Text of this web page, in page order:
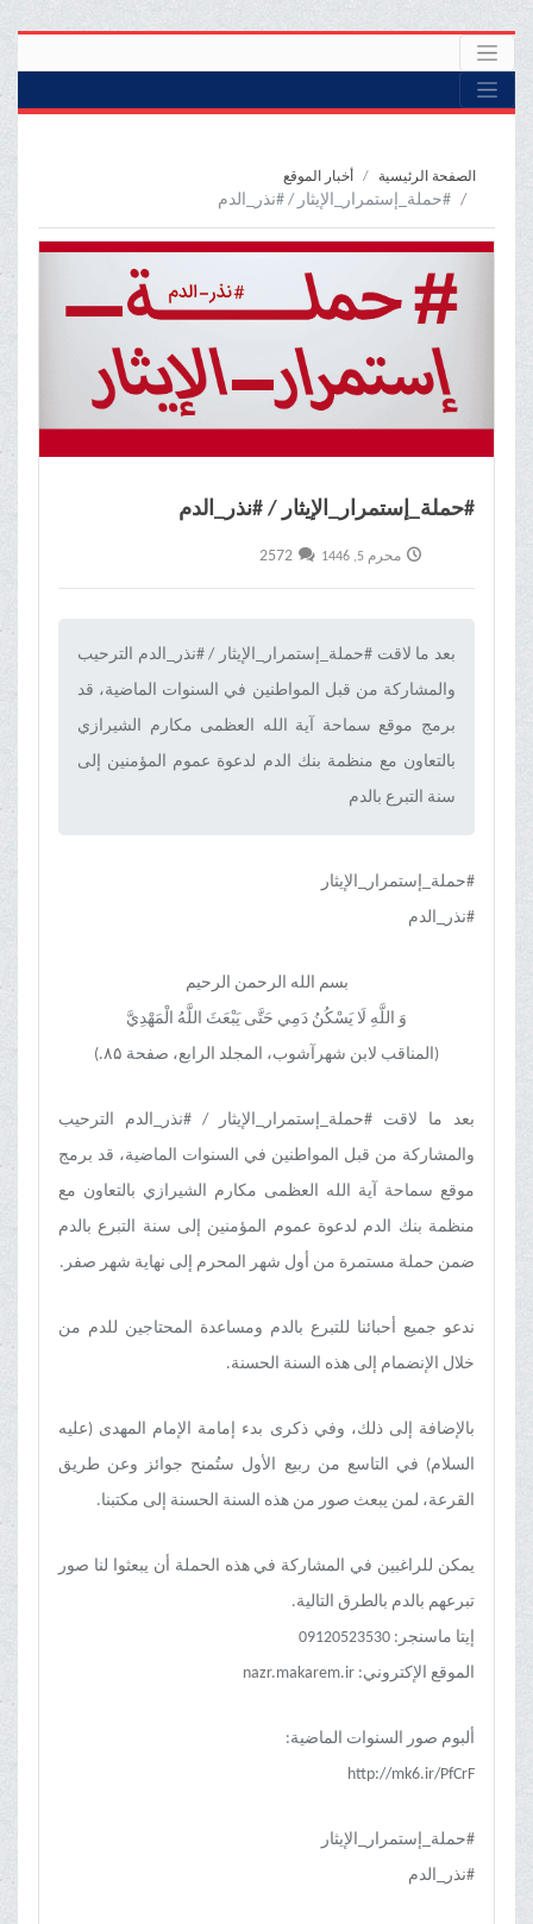
الصفحة الرئيسية أخبار الموقع
#حملة_إستمرار_الإيثار / #نذر_الدم
#حملة_إستمرار_الإيثار / #نذر_الدم
محرم 5, 1446 2572
بعد ما لاقت #حملة_إستمرار_الإيثار / #نذر_الدم الترحيب
والمشاركة من قبل المواطنین في السنوات الماضية، قد
برمج موقع سماحة آیة الله العظمی مکارم الشیرازي‌
بالتعاون مع منظمة بنك الدم لدعوة عموم المؤمنین إلى
سنة التبرع بالدم‌
#حملة_إستمرار_الإيثار
#نذر_الدم
بسم الله الرحمن الرحیم
وَ اللَّهِ لَا يَسْكُنُ دَمِي حَتَّى يَبْعَثَ اللَّهُ الْمَهْدِيَّ
(المناقب لابن شهرآشوب، المجلد الرابع، صفحة ۸۵.)
بعد ما لاقت #حملة_إستمرار_الإيثار / #نذر_الدم الترحيب
والمشاركة من قبل المواطنین في السنوات الماضية، قد برمج
موقع سماحة آیة الله العظمی مکارم الشیرازي‌ بالتعاون مع
منظمة بنك الدم لدعوة عموم المؤمنین إلى سنة التبرع بالدم
ضمن حملة مستمرة من أول شهر المحرم إلى نهاية شهر صفر.
ندعو جميع أحبائنا للتبرع بالدم ومساعدة المحتاجین للدم من
خلال الإنضمام إلی هذه السنة الحسنة.
بالإضافة إلى ذلك، وفي ذكرى بدء إمامة الإمام المهدی (علیه
السلام) في التاسع من ربیع الأول ستُمنح جوائز وعن طریق
القرعة، لمن یبعث صور من هذه السنة الحسنة إلی مکتبنا.
يمكن للراغبين في المشاركة في هذه الحملة أن يبعثوا لنا صور
تبرعهم بالدم بالطرق التالية.
إيتا ماسنجر: 09120523530
الموقع الإكتروني: nazr.makarem.ir
ألبوم صور السنوات الماضية:
http://mk6.ir/PfCrF
#حملة_إستمرار_الإيثار
#نذر_الدم